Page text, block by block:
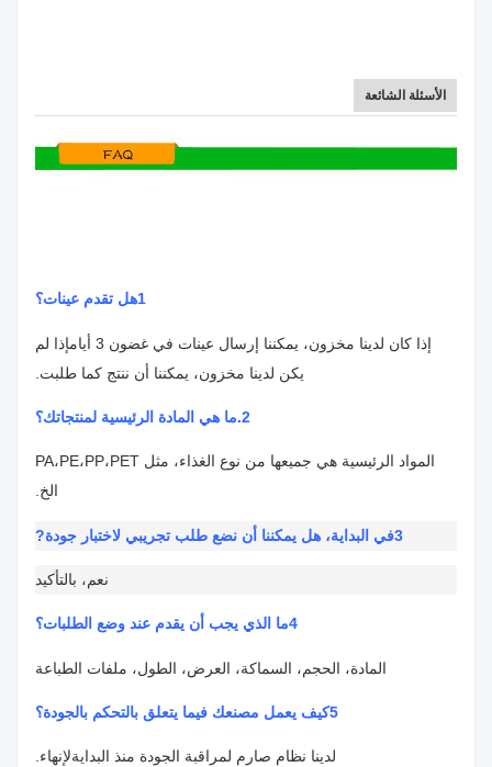
الأسئلة الشائعة
1هل تقدم عينات؟
إذا كان لدينا مخزون، يمكننا إرسال عينات في غضون 3 أيام
إذا لم
يكن لدينا مخزون، يمكننا أن ننتج كما طلبت.
2. ما هي المادة الرئيسية لمنتجاتك؟
المواد الرئيسية هي جميعها من نوع الغذاء، مثل PA،PE،PP،PET
الخ.
3في البداية، هل يمكننا أن نضع طلب تجريبي لاختبار جودة ?
نعم، بالتأكيد
4ما الذي يجب أن يقدم عند وضع الطلبات؟
المادة، الحجم، السماكة، العرض، الطول، ملفات الطباعة
5كيف يعمل مصنعك فيما يتعلق بالتحكم بالجودة؟
لدينا نظام صارم لمراقبة الجودة منذ البدايةلإنهاء.